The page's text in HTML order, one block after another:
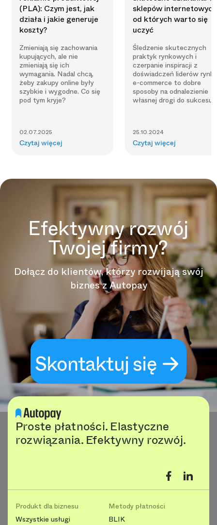
(PLA): Czym jest, jak
działa i jakie generuje
koszty?
Zmieniają się zachowania
kupujących, ale nie
zmieniają się ich
wymagania. Nadal chcą,
żeby zakupy online były
szybkie i wygodne. Co się
pod tym kryje?
02.07.2025
Czytaj więcej
sklepów
od których warto się
uczyć
Śledzenie skutecznych
praktyk rynkowych i
czerpanie inspiracji z
doświadczeń liderów
e-commerce to dobre
sposoby na odnalezienie
własnej drogi do sukcesu.
25.10.2024
Czytaj więcej
Efektywny rozwój
Twojej firmy?
Dołącz do klientów, którzy rozwijają swój
biznes z Autopay
Skontaktuj się
Proste płatności. Elastyczne
rozwiązania. Efektywny rozwój.
Produkt dla biznesu
Wszystkie usługi
Metody płatności
BLIK